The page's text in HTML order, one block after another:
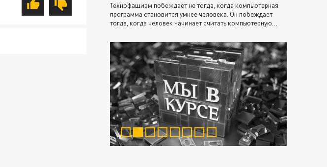
Технофашизм побеждает не тогда, когда компьютерная
программа становится умнее человека. Он побеждает
тогда, когда человек начинает считать компьютерную